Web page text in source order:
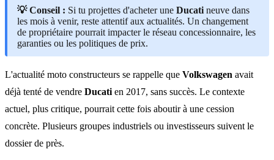
💡 Conseil : Si tu projettes d'acheter une Ducati neuve dans
les mois à venir, reste attentif aux actualités. Un changement
de propriétaire pourrait impacter le réseau concessionnaire, les
garanties ou les politiques de prix.
L'actualité moto constructeurs se rappelle que Volkswagen avait
déjà tenté de vendre Ducati en 2017, sans succès. Le contexte
actuel, plus critique, pourrait cette fois aboutir à une cession
concrète. Plusieurs groupes industriels ou investisseurs suivent le
dossier de près.